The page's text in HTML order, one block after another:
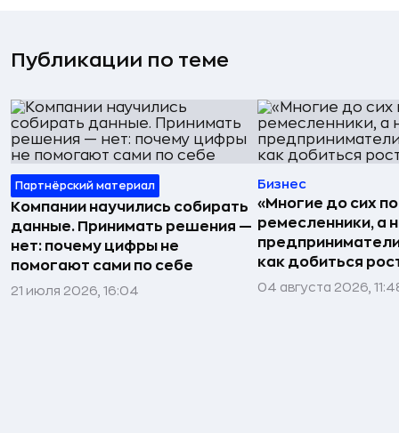
Публикации по теме
Партнёрский материал
Компании научились собирать
данные. Принимать решения —
нет: почему цифры не
помогают сами по себе
21 июля 2026, 16:04
Бизнес
«Многие до сих
ремесленники, а
как добиться
04 августа 2026,